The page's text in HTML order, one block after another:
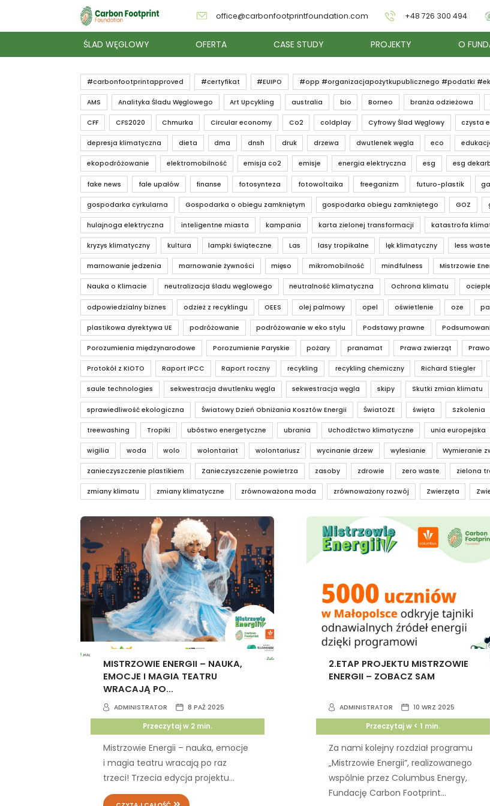
office@carbonfootprintfoundation.com +48 726 300 494
ŚLAD WĘGLOWY OFERTA CASE STUDY PROJEKTY O
#carbonfootprintapproved #certyfikat #EUIPO #opp #organizacjapożytkupublicznego #podatki
AMS Analityka Śladu Węglowego Art Upcykling australia bio Borneo branża odzieżowa
CFF CFS2020 Chmurka Circular economy Co2 coldplay Cyfrowy Ślad Węglowy czysta
depresja klimatyczna dieta dma dnsh druk drzewa dwutlenek węgla eco
ekopodróżowanie elektromobilność emisja co2 emisje energia elektryczna esg esg
fake news fale upałów finanse fotosynteza fotowoltaika freeganizm futuro-plastik
gospodarka cyrkularna Gospodarka o obiegu zamkniętym gospodarka obiegu zamkniętego GOZ
hulajnoga elektryczna inteligentne miasta kampania karta zielonej transformacji katastrofa
kryzys klimatyczny kultura lampki świąteczne Las lasy tropikalne lęk klimatyczny less waste
marnowanie jedzenia marnowanie żywności mięso mikromobilność mindfulness Mistrzowie
Nauka o Klimacie neutralizacja śladu węglowego neutralność klimatyczna Ochrona klimatu
odpowiedzialny biznes odzież z recyklingu OEES olej palmowy opel oświetlenie oze
plastikowa dyrektywa UE podróżowanie podróżowanie w eko stylu Podstawy prawne
Porozumienia międzynarodowe Porozumienie Paryskie pożary pranamat Prawa zwierząt Prawo
Protokół z KIOTO Raport IPCC Raport roczny recykling recykling chemiczny Richard Stiegler
saule technologies sekwestracja dwutlenku węgla sekwestracja węgla skipy Skutki zmian klimatu
sprawiedliwość ekologiczna Światowy Dzień Obniżania Kosztów Energii ŚwiatOZE święta Szkolenia
treewashing Tropiki ubóstwo energetyczne ubrania Uchodźctwo klimatyczne unia europejska
wigilia woda wolo wolontariat wolontariusz wycinanie drzew wylesianie Wymieranie
zanieczyszczenie plastikiem Zanieczyszczenie powietrza zasoby zdrowie zero waste zielona
zmiany klimatu zmiany klimatyczne zrównoważona moda zrównoważony rozwój Zwierzęta
MISTRZOWIE ENERGII – NAUKA,
EMOCJE I MAGIA TEATRU
WRACAJĄ PO...
ADMINISTRATOR 8 PAŹ 2025
Przeczytaj w 2 min.
Mistrzowie Energii – nauka, emocje
i magia teatru wracają po raz
trzeci! Trzecia edycja projektu...
2.ETAP PROJEKTU MISTRZOWIE
ENERGII – ZOBACZ SAM
ADMINISTRATOR 10 WRZ 2025
Przeczytaj w < 1 min.
Za nami kolejny rozdział programu
„Mistrzowie Energii”, realizowanego
wspólnie przez Columbus Energy,
Fundację Carbon Footprint...